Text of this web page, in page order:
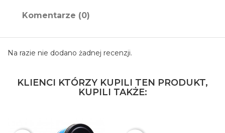
Komentarze (0)
Na razie nie dodano żadnej recenzji.
KLIENCI KTÓRZY KUPILI TEN PRODUKT,
KUPILI TAKŻE: